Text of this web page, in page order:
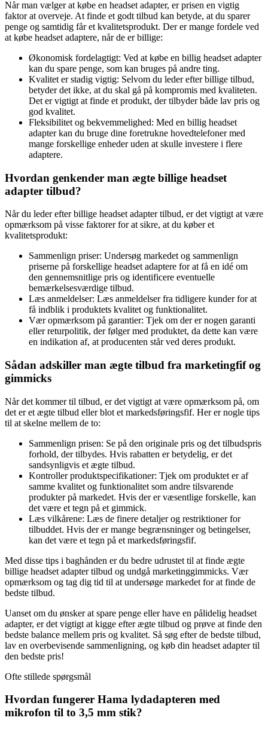
Når man vælger at købe en headset adapter, er prisen en vigtig
faktor at overveje. At finde et godt tilbud kan betyde, at du sparer
penge og samtidig får et kvalitetsprodukt. Der er mange fordele ved
at købe headset adaptere, når de er billige:
Økonomisk fordelagtigt: Ved at købe en billig headset adapter
kan du spare penge, som kan bruges på andre ting.
Kvalitet er stadig vigtig: Selvom du leder efter billige tilbud,
betyder det ikke, at du skal gå på kompromis med kvaliteten.
Det er vigtigt at finde et produkt, der tilbyder både lav pris og
god kvalitet.
Fleksibilitet og bekvemmelighed: Med en billig headset
adapter kan du bruge dine foretrukne hovedtelefoner med
mange forskellige enheder uden at skulle investere i flere
adaptere.
Hvordan genkender man ægte billige headset
adapter tilbud?
Når du leder efter billige headset adapter tilbud, er det vigtigt at være
opmærksom på visse faktorer for at sikre, at du køber et
kvalitetsprodukt:
Sammenlign priser: Undersøg markedet og sammenlign
priserne på forskellige headset adaptere for at få en idé om
den gennemsnitlige pris og identificere eventuelle
bemærkelsesværdige tilbud.
Læs anmeldelser: Læs anmeldelser fra tidligere kunder for at
få indblik i produktets kvalitet og funktionalitet.
Vær opmærksom på garantier: Tjek om der er nogen garanti
eller returpolitik, der følger med produktet, da dette kan være
en indikation af, at producenten står ved deres produkt.
Sådan adskiller man ægte tilbud fra marketingfif og
gimmicks
Når det kommer til tilbud, er det vigtigt at være opmærksom på, om
det er et ægte tilbud eller blot et markedsføringsfif. Her er nogle tips
til at skelne mellem de to:
Sammenlign prisen: Se på den originale pris og det tilbudspris
forhold, der tilbydes. Hvis rabatten er betydelig, er det
sandsynligvis et ægte tilbud.
Kontroller produktspecifikationer: Tjek om produktet er af
samme kvalitet og funktionalitet som andre tilsvarende
produkter på markedet. Hvis der er væsentlige forskelle, kan
det være et tegn på et gimmick.
Læs vilkårene: Læs de finere detaljer og restriktioner for
tilbuddet. Hvis der er mange begrænsninger og betingelser,
kan det være et tegn på et markedsføringsfif.
Med disse tips i baghånden er du bedre udrustet til at finde ægte
billige headset adapter tilbud og undgå marketinggimmicks. Vær
opmærksom og tag dig tid til at undersøge markedet for at finde de
bedste tilbud.
Uanset om du ønsker at spare penge eller have en pålidelig headset
adapter, er det vigtigt at kigge efter ægte tilbud og prøve at finde den
bedste balance mellem pris og kvalitet. Så søg efter de bedste tilbud,
lav en overbevisende sammenligning, og køb din headset adapter til
den bedste pris!
Ofte stillede spørgsmål
Hvordan fungerer Hama lydadapteren med
mikrofon til to 3,5 mm stik?